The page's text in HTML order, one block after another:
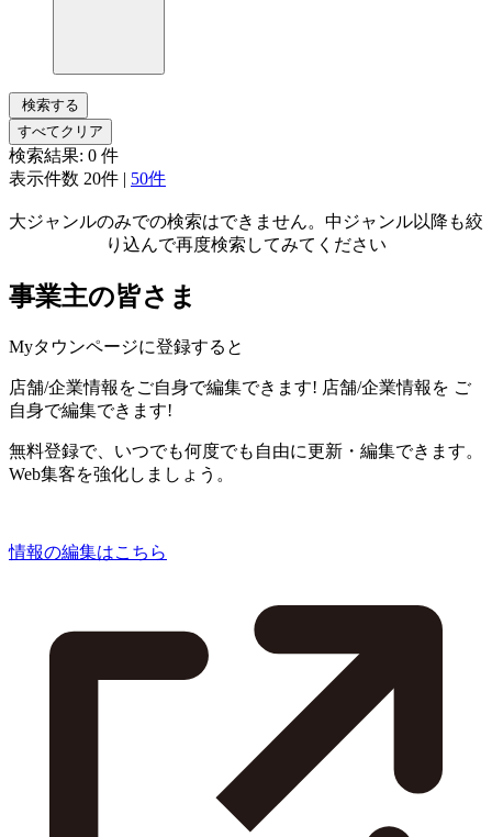
検索する
すべてクリア
検索結果: 0 件
表示件数 20件 | 50件
大ジャンルのみでの検索はできません。中ジャンル以降も絞
り込んで再度検索してみてください
事業主の皆さま
Myタウンページに登録すると
店舗/企業情報をご自身で編集できます! 店舗/企業情報を ご
自身で編集できます!
無料登録で、いつでも何度でも自由に更新・編集できます。
Web集客を強化しましょう。
情報の編集はこちら